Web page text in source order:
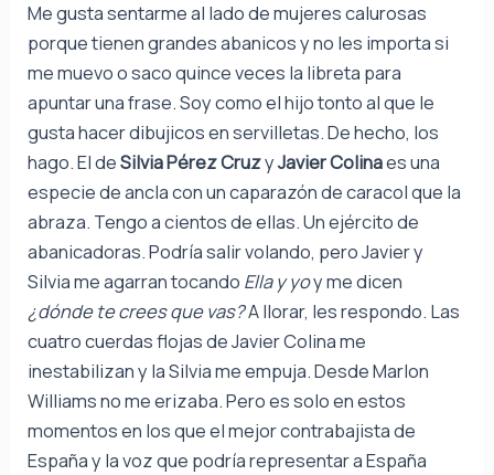
Me gusta sentarme al lado de mujeres calurosas
porque tienen grandes abanicos y no les importa si
me muevo o saco quince veces la libreta para
apuntar una frase. Soy como el hijo tonto al que le
gusta hacer dibujicos en servilletas. De hecho, los
hago. El deSilvia Pérez CruzyJavier Colinaes una
especie de ancla con un caparazón de caracol que la
abraza. Tengo a cientos de ellas. Un ejército de
abanicadoras. Podría salir volando, pero Javier y
Silvia me agarran tocando Ella y yoy me dicen
¿dónde te crees que vas?A llorar, les respondo. Las
cuatro cuerdas flojas de Javier Colina me
inestabilizan y la Silvia me empuja. Desde Marlon
Williams no me erizaba. Pero es solo en estos
momentos en los que el mejor contrabajista de
España y la voz que podría representar a España